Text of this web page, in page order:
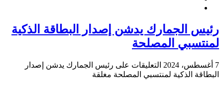
رئيس الجمارك يدشن إصدار البطاقة الذكية
لمنتسبي المصلحة
7 أغسطس، 2024 التعليقات على رئيس الجمارك يدشن إصدار
البطاقة الذكية لمنتسبي المصلحة مغلقة